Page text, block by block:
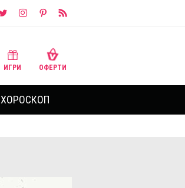
ИГРИ ОФЕРТИ
ХОРОСКОП